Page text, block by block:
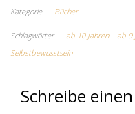
Kategorie Bücher
Schlagwörter ab 10 Jahren ab 9
Selbstbewusstsein
Schreibe